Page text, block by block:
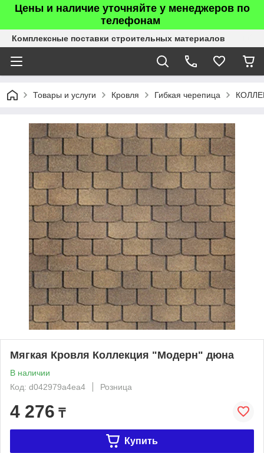
Цены и наличие уточняйте у менеджеров по
телефонам
Комплексные поставки строительных материалов
Товары и услуги Кровля Гибкая черепица
Мягкая Кровля Коллекция "Модерн" дюна
В наличии
Код: d042979a4ea4
Розница
4 276 ₸
Купить